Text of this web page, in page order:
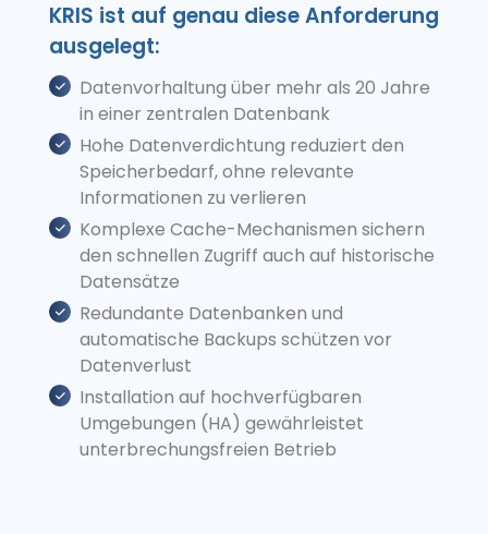
KRIS ist auf genau diese Anforderung
ausgelegt:
Datenvorhaltung über mehr als 20 Jahre
in einer zentralen Datenbank
Hohe Datenverdichtung reduziert den
Speicherbedarf, ohne relevante
Informationen zu verlieren
Komplexe Cache-Mechanismen sichern
den schnellen Zugriff auch auf historische
Datensätze
Redundante Datenbanken und
automatische Backups schützen vor
Datenverlust
Installation auf hochverfügbaren
Umgebungen (HA) gewährleistet
unterbrechungsfreien Betrieb